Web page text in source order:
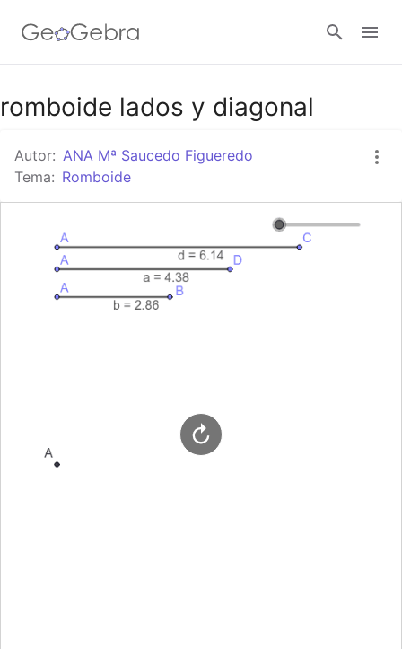
Google Classroom
GeoGebra Classroom
romboide lados y diagonal
Autor: ANA Mª Saucedo Figueredo
Tema: Romboide